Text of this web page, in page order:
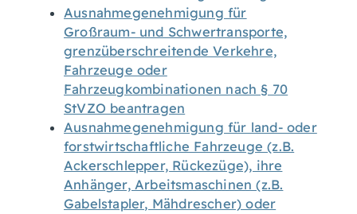
Ausnahmegenehmigung für
Großraum- und Schwertransporte,
grenzüberschreitende Verkehre,
Fahrzeuge oder
Fahrzeugkombinationen nach § 70
StVZO beantragen
Ausnahmegenehmigung für land- oder
forstwirtschaftliche Fahrzeuge (z.B.
Ackerschlepper, Rückezüge), ihre
Anhänger, Arbeitsmaschinen (z.B.
Gabelstapler, Mähdrescher) oder